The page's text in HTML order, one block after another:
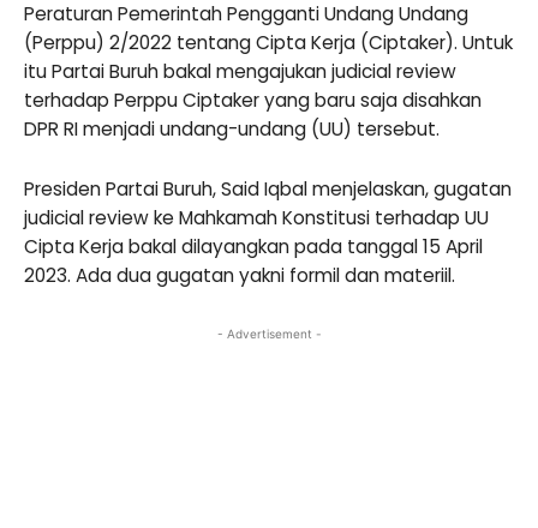
Peraturan Pemerintah Pengganti Undang Undang
(Perppu) 2/2022 tentang Cipta Kerja (Ciptaker). Untuk
itu Partai Buruh bakal mengajukan judicial review
terhadap Perppu Ciptaker yang baru saja disahkan
DPR RI menjadi undang-undang (UU) tersebut.
Presiden Partai Buruh, Said Iqbal menjelaskan, gugatan
judicial review ke Mahkamah Konstitusi terhadap UU
Cipta Kerja bakal dilayangkan pada tanggal 15 April
2023. Ada dua gugatan yakni formil dan materiil.
- Advertisement -